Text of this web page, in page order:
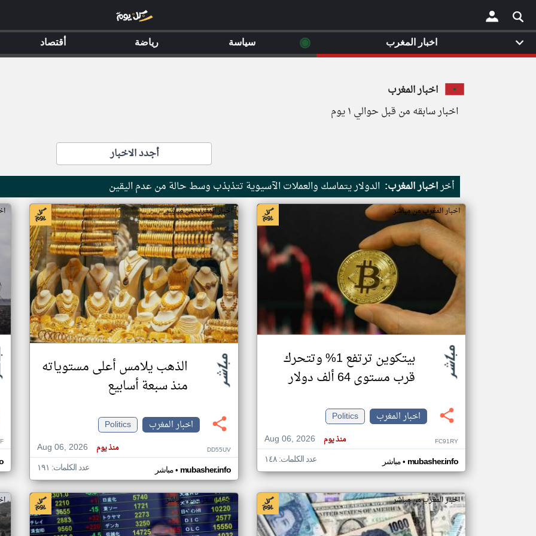
×
اخبار المغرب
اخبار سابقه من قبل حوالي ١ يوم
أجدد الاخبار
أخراخبار المغرب: الدولار يتماسك والعملات الآسيوية تتذبذب وسط حالة من عدم اليقين
اخبار المغرب من مباشر
بيتكوين ترتفع 1% وتتحرك
قرب مستوى 64 ألف دولار
اخبار المغرب
Politics
Aug 06, 2026
منذ يوم FC91RY
مباشر• mubasher.info عدد الكلمات: ١٤٨
اخبار المغرب من مباشر
الذهب يلامس أعلى مستوياته
منذ سبعة أسابيع
اخبار المغرب
Politics
Aug 06, 2026
منذ يوم DD55UV
مباشر• mubasher.info عدد الكلمات: ١٩١
اخبار المغرب من مباشر اخبار المغرب من مباشر
اخبار المغرب ◉ سياسة رياضة أقتصاد